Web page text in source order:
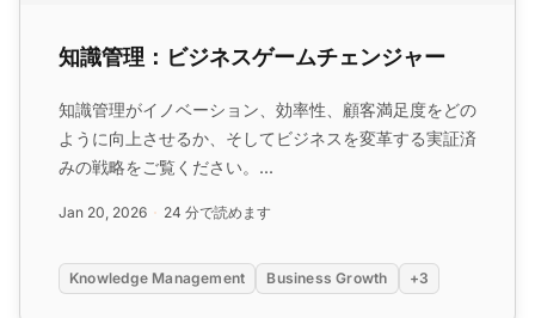
知識管理：ビジネスゲームチェンジャー
知識管理がイノベーション、効率性、顧客満足度をどの
ように向上させるか、そしてビジネスを変革する実証済
みの戦略をご覧ください。...
Jan 20, 2026 24 分で読めます
Knowledge Management Business Growth +3